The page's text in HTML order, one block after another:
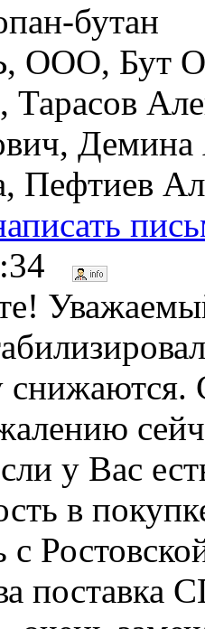
бутан
ООО, Бут
Тарасов
Демина
Пефтиев
снижаются.
у Вас
в
с
поставка